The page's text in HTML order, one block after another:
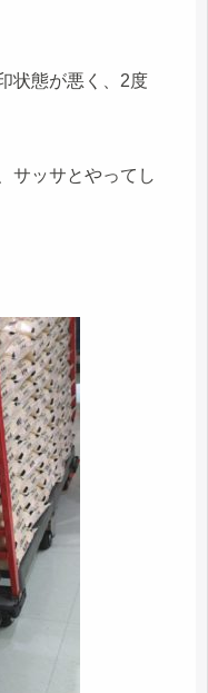
状態が悪く、2度
サッサとやってし